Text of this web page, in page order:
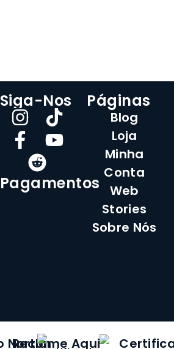
Siga-Nos
Pagamentos
Páginas
Blog
Loja
Minha
Conta
Web
Stories
Sobre Nós